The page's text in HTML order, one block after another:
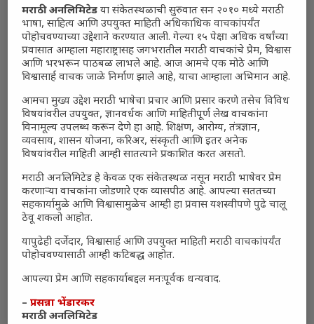
मराठी अनलिमिटेड या संकेतस्थळाची सुरुवात सन २०१० मध्ये मराठी
भाषा, साहित्य आणि उपयुक्त माहिती अधिकाधिक वाचकांपर्यंत
पोहोचवण्याच्या उद्देशाने करण्यात आली. गेल्या १५ पेक्षा अधिक वर्षांच्या
प्रवासात आम्हाला महाराष्ट्रासह जगभरातील मराठी वाचकांचे प्रेम, विश्वास
आणि भरभरून पाठबळ लाभले आहे. आज आमचे एक मोठे आणि
विश्वासार्ह वाचक जाळे निर्माण झाले आहे, याचा आम्हाला अभिमान आहे.
आमचा मुख्य उद्देश मराठी भाषेचा प्रचार आणि प्रसार करणे तसेच विविध
विषयांवरील उपयुक्त, ज्ञानवर्धक आणि माहितीपूर्ण लेख वाचकांना
विनामूल्य उपलब्ध करून देणे हा आहे. शिक्षण, आरोग्य, तंत्रज्ञान,
व्यवसाय, शासन योजना, करिअर, संस्कृती आणि इतर अनेक
विषयांवरील माहिती आम्ही सातत्याने प्रकाशित करत असतो.
मराठी अनलिमिटेड हे केवळ एक संकेतस्थळ नसून मराठी भाषेवर प्रेम
करणाऱ्या वाचकांना जोडणारे एक व्यासपीठ आहे. आपल्या सततच्या
सहकार्यामुळे आणि विश्वासामुळेच आम्ही हा प्रवास यशस्वीपणे पुढे चालू
ठेवू शकलो आहोत.
यापुढेही दर्जेदार, विश्वासार्ह आणि उपयुक्त माहिती मराठी वाचकांपर्यंत
पोहोचवण्यासाठी आम्ही कटिबद्ध आहोत.
आपल्या प्रेम आणि सहकार्याबद्दल मनःपूर्वक धन्यवाद.
–प्रसन्ना भेंडारकर
मराठी अनलिमिटेड